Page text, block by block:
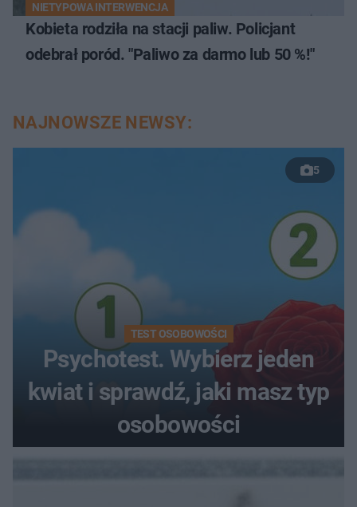
NIETYPOWA INTERWENCJA
Kobieta rodziła na stacji paliw. Policjant
odebrał poród. "Paliwo za darmo lub 50 %!"
NAJNOWSZE NEWSY:
5
TEST OSOBOWOŚCI
Psychotest. Wybierz jeden
kwiat i sprawdź, jaki masz typ
osobowości